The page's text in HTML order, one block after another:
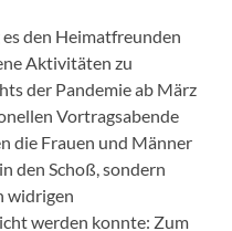
den Heimatfreunden
Aktivitäten zu
der Pandemie ab März
Vortragsabende
die Frauen und Männer
den Schoß, sondern
widrigen
werden konnte: Zum